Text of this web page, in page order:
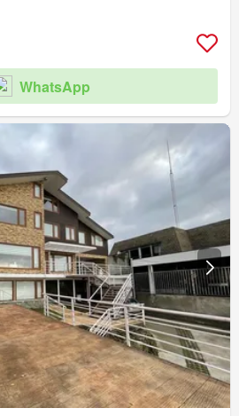
WhatsApp